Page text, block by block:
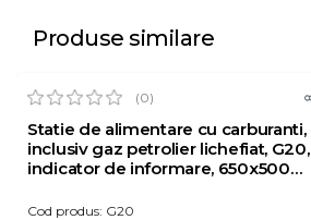
Produse similare
(0)
Statie de alimentare cu carburanti,
inclusiv gaz petrolier lichefiat, G20,
indicator de informare, 650x500
vopsit
Cod produs: G20